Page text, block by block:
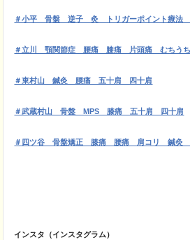
＃小平 骨盤 逆子 灸 トリガーポイント療法
＃立川 顎関節症 腰痛 膝痛 片頭痛 むちうち
＃東村山 鍼灸 腰痛 五十肩 四十肩
＃武蔵村山 骨盤 MPS 膝痛 五十肩 四十肩
＃四ツ谷 骨盤矯正 膝痛 腰痛 肩コリ 鍼灸
インスタ（インスタグラム）